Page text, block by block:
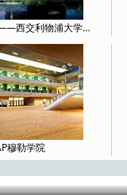
西交利物浦大学…
穆勒学院